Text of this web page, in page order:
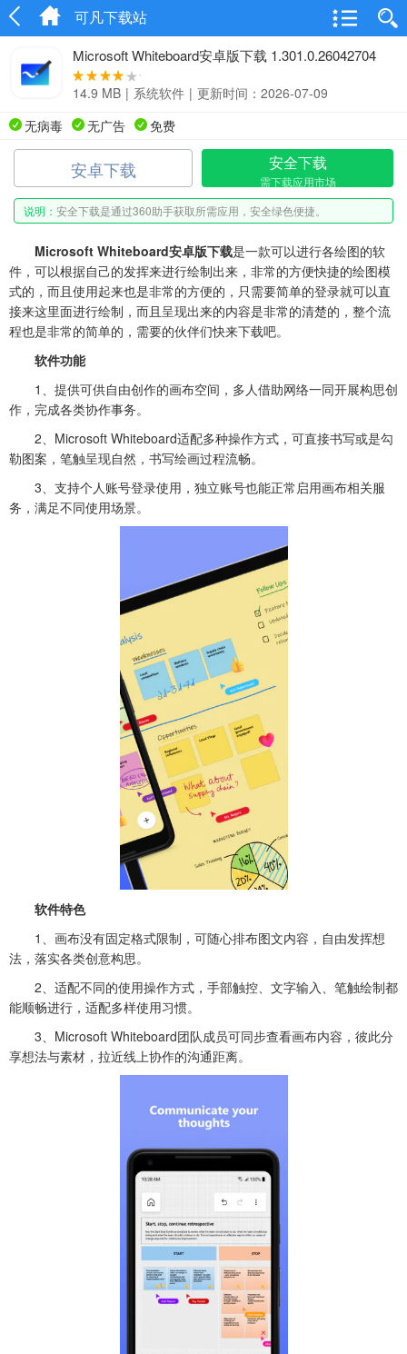
可凡下载站
Microsoft Whiteboard安卓版下载 1.301.0.26042704
14.9 MB | 系统软件 | 更新时间：2026-07-09
无病毒
无广告 免费
安卓下载 安全下载
需下载应用市场
说明： 安全下载是通过360助手获取所需应用，安全绿色便捷。
Microsoft Whiteboard安卓版下载是一款可以进行各绘图的软
件，可以根据自己的发挥来进行绘制出来，非常的方便快捷的绘图模
式的，而且使用起来也是非常的方便的，只需要简单的登录就可以直
接来这里面进行绘制，而且呈现出来的内容是非常的清楚的，整个流
程也是非常的简单的，需要的伙伴们快来下载吧。
软件功能
1、提供可供自由创作的画布空间，多人借助网络一同开展构思创
作，完成各类协作事务。
2、Microsoft Whiteboard适配多种操作方式，可直接书写或是勾
勒图案，笔触呈现自然，书写绘画过程流畅。
3、支持个人账号登录使用，独立账号也能正常启用画布相关服
务，满足不同使用场景。
软件特色
1、画布没有固定格式限制，可随心排布图文内容，自由发挥想
法，落实各类创意构思。
2、适配不同的使用操作方式，手部触控、文字输入、笔触绘制都
能顺畅进行，适配多样使用习惯。
3、Microsoft Whiteboard团队成员可同步查看画布内容，彼此分
享想法与素材，拉近线上协作的沟通距离。